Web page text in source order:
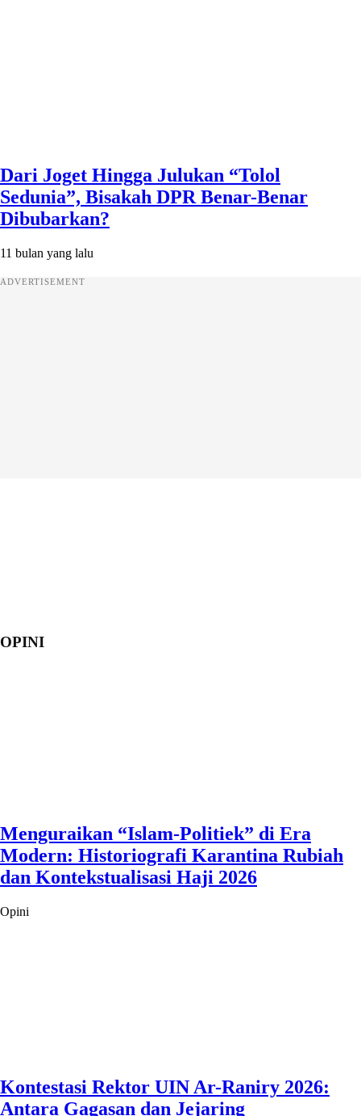
Dari Joget Hingga Julukan “Tolol
Sedunia”, Bisakah DPR Benar-Benar
Dibubarkan?
11 bulan yang lalu
ADVERTISEMENT
OPINI
Menguraikan “Islam-Politiek” di Era
Modern: Historiografi Karantina Rubiah
dan Kontekstualisasi Haji 2026
Opini
Kontestasi Rektor UIN Ar-Raniry 2026:
Antara Gagasan dan Jejaring